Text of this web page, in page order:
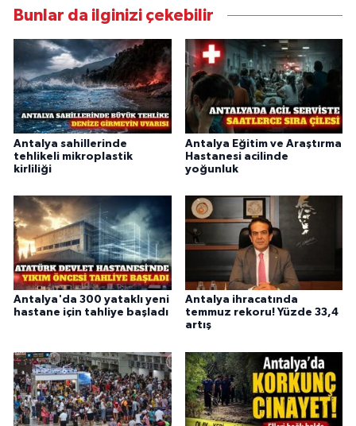
Bunlar da ilginizi çekebilir
Antalya sahillerinde
tehlikeli mikroplastik
kirliliği
Antalya Eğitim ve Araştırma
Hastanesi acilinde
yoğunluk
Antalya'da 300 yataklı yeni
hastane için tahliye başladı
Antalya ihracatında
temmuz rekoru! Yüzde 33,4
artış